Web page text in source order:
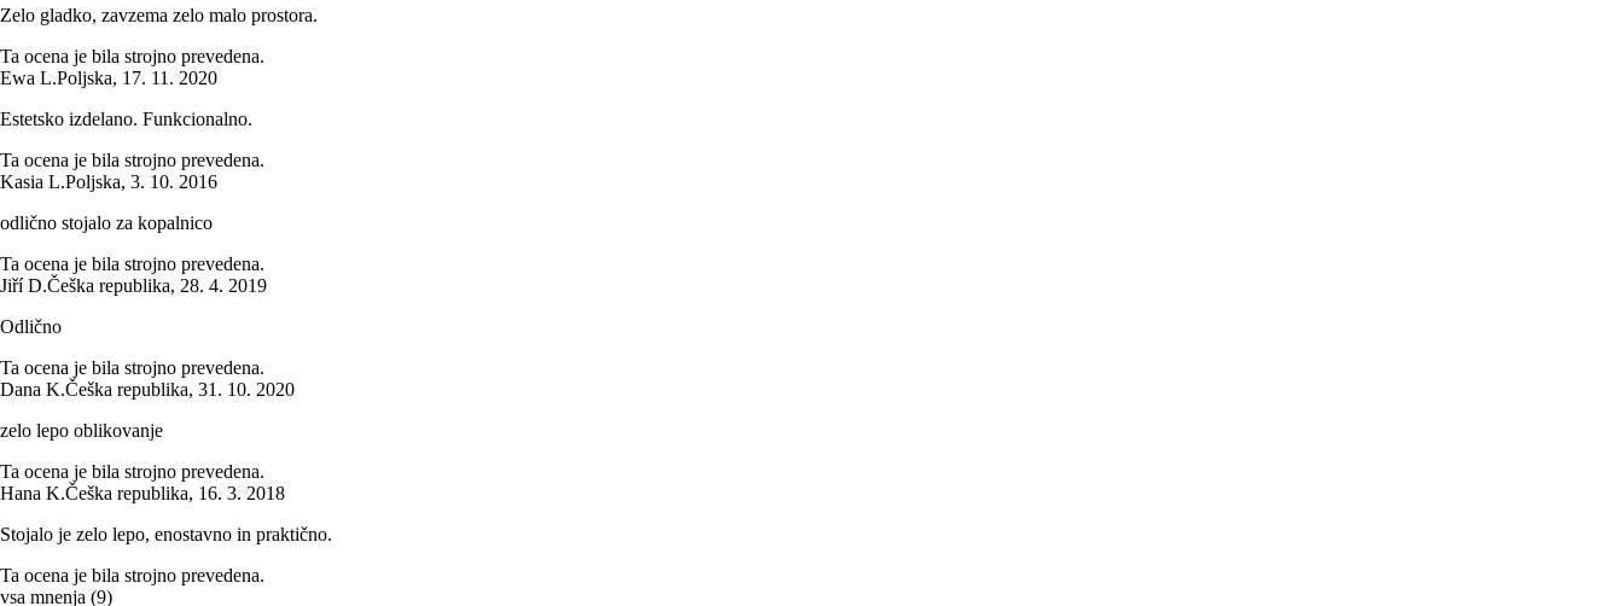
Zelo gladko, zavzema zelo malo prostora.
Ta ocena je bila strojno prevedena.
Ewa L.Poljska, 17. 11. 2020
Estetsko izdelano. Funkcionalno.
Ta ocena je bila strojno prevedena.
Kasia L.Poljska, 3. 10. 2016
odlično stojalo za kopalnico
Ta ocena je bila strojno prevedena.
Jiří D.Češka republika, 28. 4. 2019
Odlično
Ta ocena je bila strojno prevedena.
Dana K.Češka republika, 31. 10. 2020
zelo lepo oblikovanje
Ta ocena je bila strojno prevedena.
Hana K.Češka republika, 16. 3. 2018
Stojalo je zelo lepo, enostavno in praktično.
Ta ocena je bila strojno prevedena.
vsa mnenja (9)